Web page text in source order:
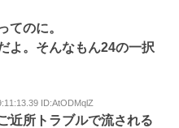
てのに。
よ。そんなもん24の一択
ID:AtODMqlZ
近所トラブルで流される